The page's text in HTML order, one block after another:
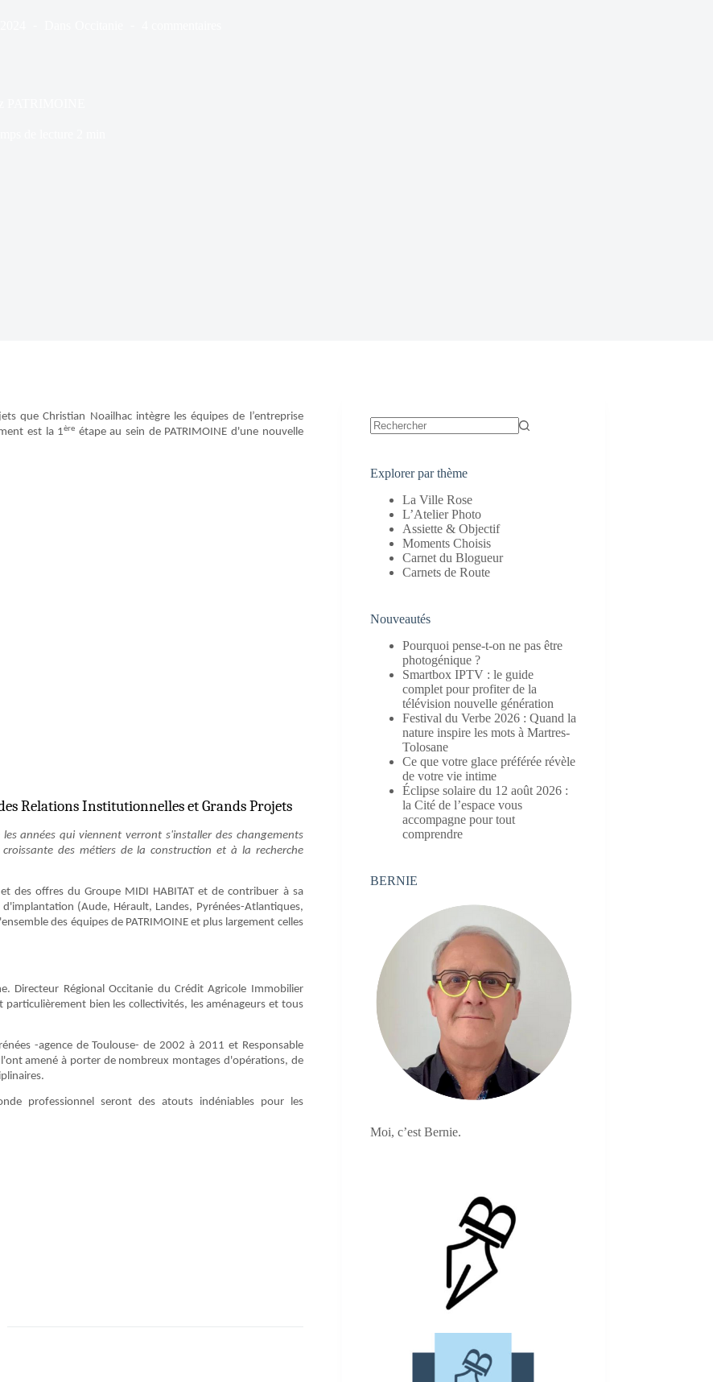
que Christian Noailhac intègre les équipes de l’entreprise
est la 1ère étape au sein de PATRIMOINE d'une nouvelle
Relations Institutionnelles et Grands Projets
les années qui viennent verront s'installer des changements
des métiers de la construction et à la recherche
des offres du Groupe MIDI HABITAT et de contribuer à sa
(Aude, Hérault, Landes, Pyrénées-Atlantiques,
des équipes de PATRIMOINE et plus largement celles
Directeur Régional Occitanie du Crédit Agricole Immobilier
bien les collectivités, les aménageurs et tous
-agence de Toulouse- de 2002 à 2011 et Responsable
amené à porter de nombreux montages d'opérations, de
professionnel seront des atouts indéniables pour les
Explorer par thème
La Ville Rose
L’Atelier Photo
Assiette & Objectif
Moments Choisis
Carnet du Blogueur
Carnets de Route
Nouveautés
Pourquoi pense-t-on ne pas être
photogénique ?
Smartbox IPTV : le guide
complet pour profiter de la
télévision nouvelle génération
Festival du Verbe 2026 : Quand la
nature inspire les mots à Martres-
Tolosane
Ce que votre glace préférée révèle
de votre vie intime
Éclipse solaire du 12 août 2026 :
la Cité de l’espace vous
accompagne pour tout
comprendre
BERNIE
Moi, c’est Bernie.